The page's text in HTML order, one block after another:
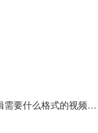
视频剪辑需要什么格式的视频 视频剪辑制作视频格式